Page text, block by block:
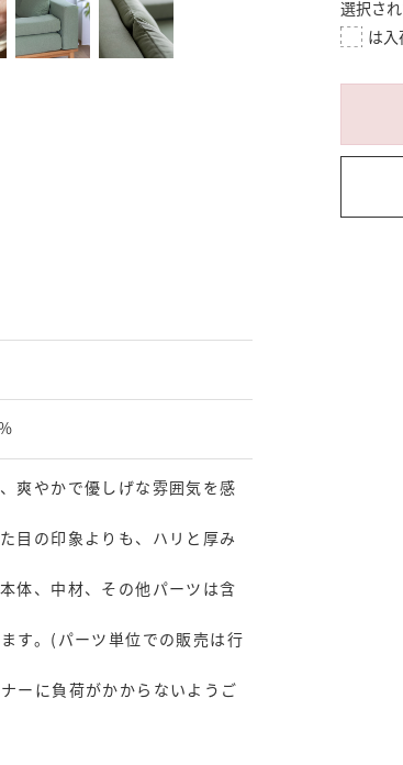
爽やかで優しげな雰囲気を感
目の印象よりも、ハリと厚み
体、中材、その他パーツは含
す。(パーツ単位での販売は行
ーに負荷がかからないようご
選択さ